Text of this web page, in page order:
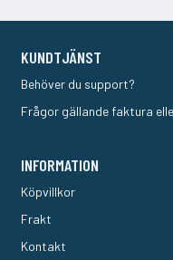
KUNDTJÄNST
Behöver du support?
Frågor gällande faktura
INFORMATION
Köpvillkor
Frakt
Kontakt